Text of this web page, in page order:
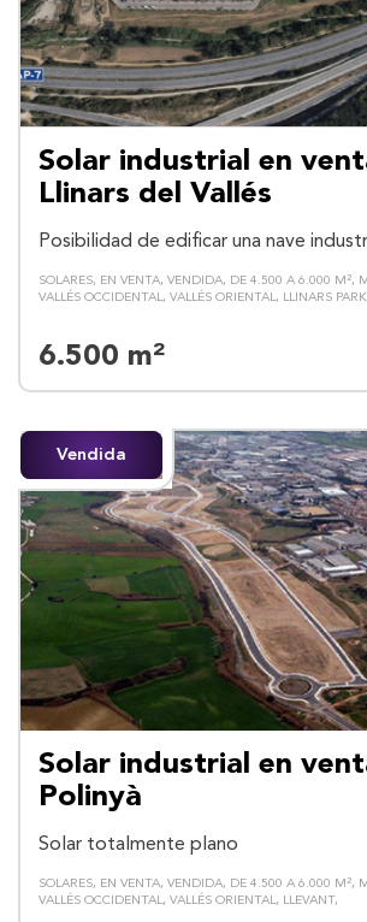
Solar industrial en
Llinars del Vallés
Posibilidad de edificar una nave
SOLARES EN VENTA VENDIDA DE 4.500 A 6.000 M²
VALLÉS OCCIDENTAL VALLÉS ORIENTAL LLINARS PARK
6.500 m²
Vendida
Solar industrial en
Polinyà
Solar totalmente plano
SOLARES EN VENTA VENDIDA DE 4.500 A 6.000 M²
VALLÉS OCCIDENTAL VALLÉS ORIENTAL LLEVANT